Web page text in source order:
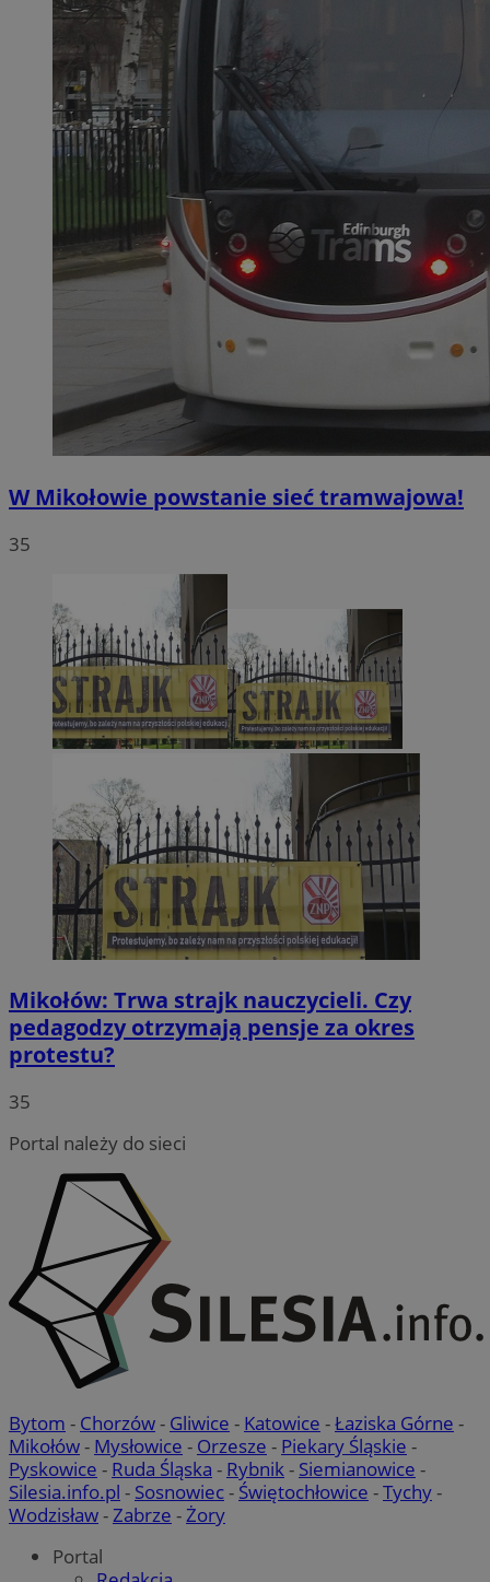
W Mikołowie powstanie sieć tramwajowa!
35
Mikołów: Trwa strajk nauczycieli. Czy
pedagodzy otrzymają pensje za okres
protestu?
35
Portal należy do sieci
Bytom - Chorzów- Gliwice - Katowice -Łaziska Górne -
Mikołów- Mysłowice - Orzesze - Piekary Śląskie -
Pyskowice - Ruda Śląska - Rybnik- Siemianowice -
Silesia.info.pl - Sosnowiec- Świętochłowice -Tychy-
Wodzisław-Zabrze -Żory
Portal